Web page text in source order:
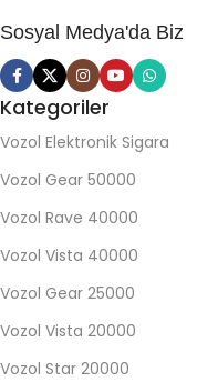
Sosyal Medya'da Biz
Kategoriler
Vozol Elektronik Sigara
Vozol Gear 50000
Vozol Rave 40000
Vozol Vista 40000
Vozol Gear 25000
Vozol Vista 20000
Vozol Star 20000